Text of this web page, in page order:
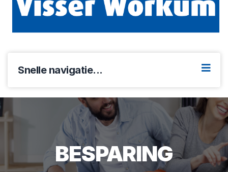
Snelle navigatie...
BESPARING